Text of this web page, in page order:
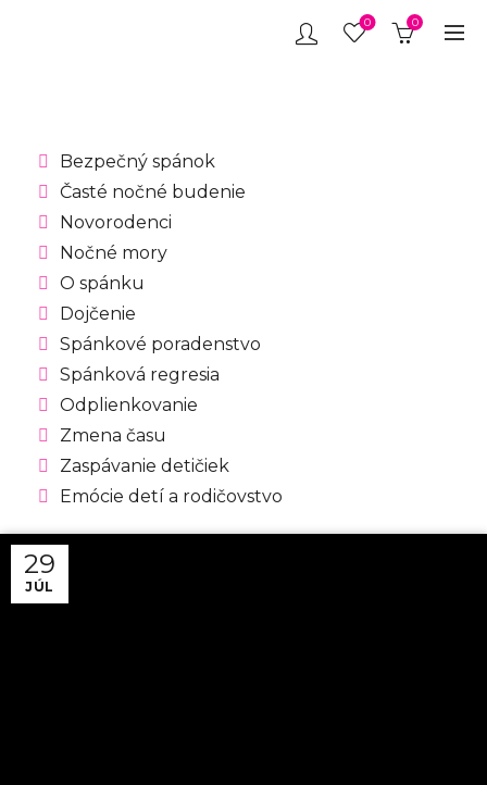
0 0
Bezpečný spánok
Časté nočné budenie
Novorodenci
Nočné mory
O spánku
Dojčenie
Spánkové poradenstvo
Spánková regresia
Odplienkovanie
Zmena času
Zaspávanie detičiek
Emócie detí a rodičovstvo
29
JÚL